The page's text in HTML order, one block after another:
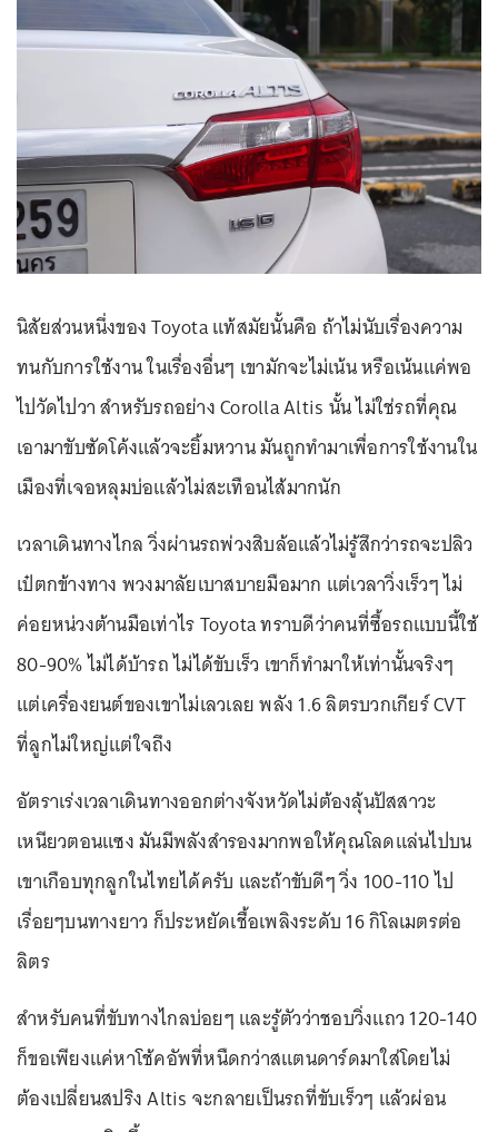
นิสัยส่วนหนึ่งของ Toyota แท้สมัยนั้นคือ ถ้าไม่นับเรื่องความ
ทนกับการใช้งาน ในเรื่องอื่นๆ เขามักจะไม่เน้น หรือเน้นแค่พอ
ไปวัดไปวา สำหรับรถอย่าง Corolla Altis นั้น ไม่ใช่รถที่คุณ
เอามาขับซัดโค้งแล้วจะยิ้มหวาน มันถูกทำมาเพื่อการใช้งานใน
เมืองที่เจอหลุมบ่อแล้วไม่สะเทือนไส้มากนัก
เวลาเดินทางไกล วิ่งผ่านรถพ่วงสิบล้อแล้วไม่รู้สึกว่ารถจะปลิว
เป๋ตกข้างทาง พวงมาลัยเบาสบายมือมาก แต่เวลาวิ่งเร็วๆ ไม่
ค่อยหน่วงต้านมือเท่าไร Toyota ทราบดีว่าคนที่ซื้อรถแบบนี้ใช้
80-90% ไม่ได้บ้ารถ ไม่ได้ขับเร็ว เขาก็ทำมาให้เท่านั้นจริงๆ
แต่เครื่องยนต์ของเขาไม่เลวเลย พลัง 1.6 ลิตรบวกเกียร์ CVT
ที่ลูกไม่ใหญ่แต่ใจถึง
อัตราเร่งเวลาเดินทางออกต่างจังหวัดไม่ต้องลุ้นปัสสาวะ
เหนียวตอนแซง มันมีพลังสำรองมากพอให้คุณโลดแล่นไปบน
เขาเกือบทุกลูกในไทยได้ครับ และถ้าขับดีๆ วิ่ง 100-110 ไป
เรื่อยๆบนทางยาว ก็ประหยัดเชื้อเพลิงระดับ 16 กิโลเมตรต่อ
ลิตร
สำหรับคนที่ขับทางไกลบ่อยๆ และรู้ตัวว่าชอบวิ่งแถว 120-140
ก็ขอเพียงแค่หาโช้คอัพที่หนืดกว่าสแตนดาร์ดมาใส่โดยไม่
ต้องเปลี่ยนสปริง Altis จะกลายเป็นรถที่ขับเร็วๆ แล้วผ่อน